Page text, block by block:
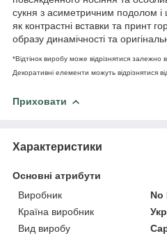
сукня з асиметричним подолом і
як контрастні вставки та принт
образу динамічності та
*Відтінок виробу може відрізнятися залежно
Декоративні елементи можуть відрізнятися
Приховати
Характеристики
Основні атрибути
Виробник
No
Країна виробник
Вид виробу